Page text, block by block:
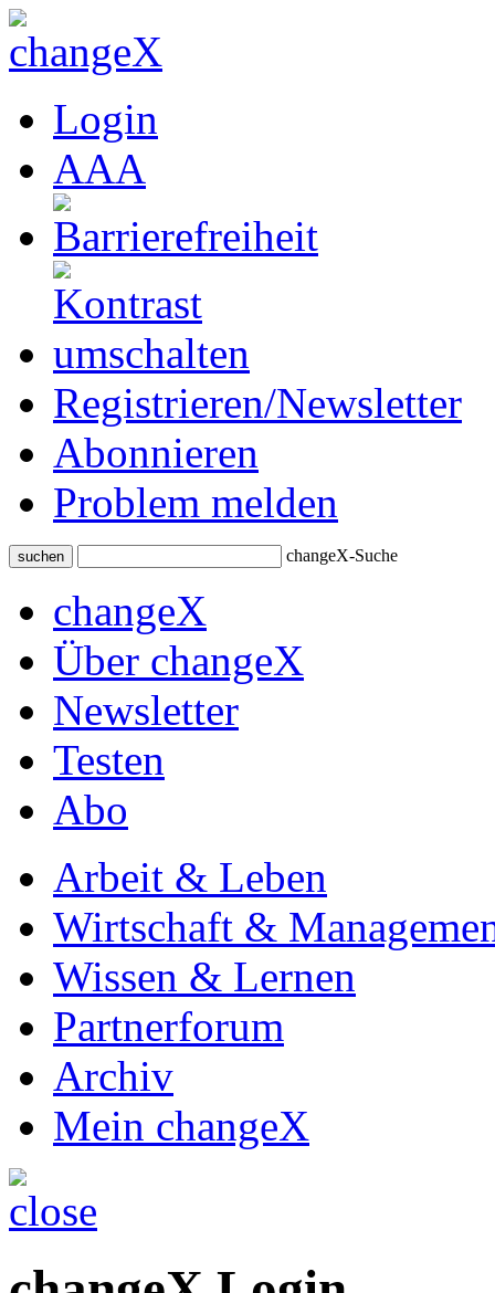
Login
AAA
Registrieren/Newsletter
Abonnieren
Problem melden
suchen changeX-Suche
changeX
Über changeX
Newsletter
Testen
Abo
Arbeit & Leben
Wirtschaft &
Wissen & Lernen
Partnerforum
Archiv
Mein changeX